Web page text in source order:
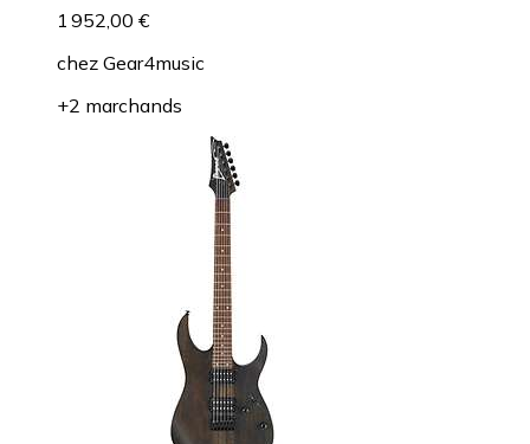
1 952,00 €
chez Gear4music
+2 marchands